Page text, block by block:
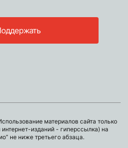
материалов сайта только
изданий - гиперссылка) на
не ниже третьего абзаца.